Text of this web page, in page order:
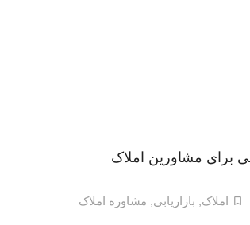
برای مشاورین املاک
املاک, بازاریابی, مشاوره املاک